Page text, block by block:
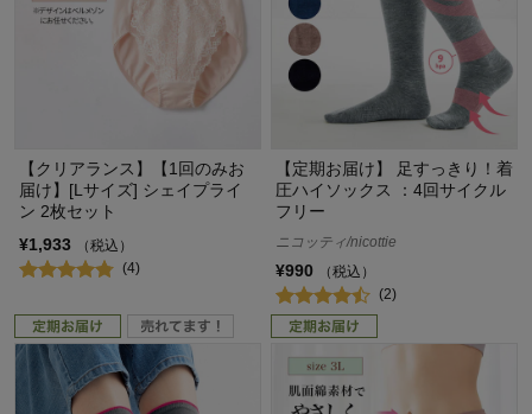
【クリアランス】【1回のみお
届け】[Lサイズ] シェイプライ
ン 2枚セット
¥1,933
（税込）
(4)
【定期お届け】 足すっきり！着
圧ハイソックス ：4回サイクル
フリー
ニコッティ/nicottie
¥990
（税込）
(2)